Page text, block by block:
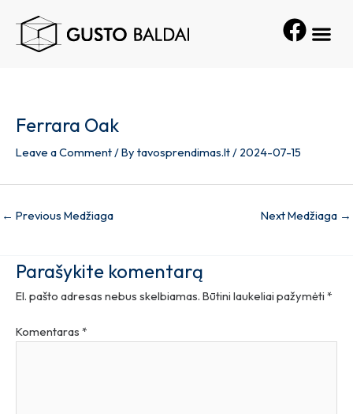
content
Ferrara Oak
Leave a Comment/ By tavosprendimas.lt/ 2024-07-15
navigation
← Previous Medžiaga Next Medžiaga →
Parašykite komentarą
El. pašto adresas nebus skelbiamas. Būtini laukeliai pažymėti *
Komentaras *